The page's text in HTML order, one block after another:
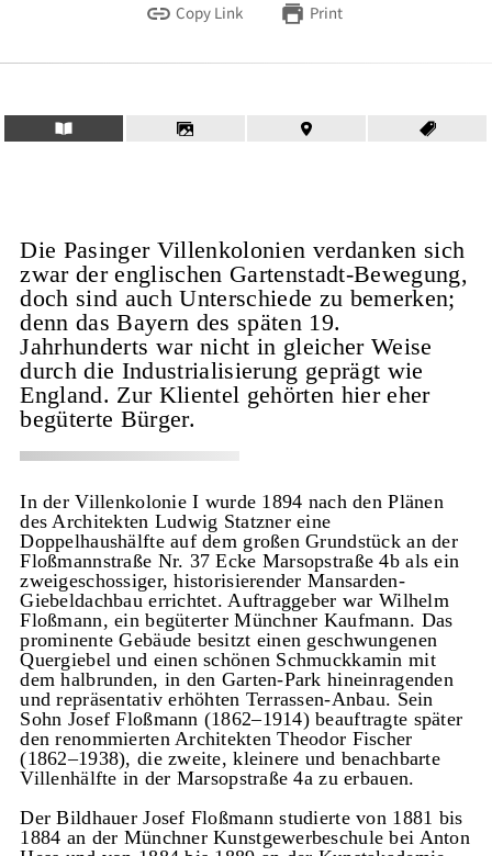
Copy Link Print
Die Pasinger Villenkolonien verdanken sich
zwar der englischen Gartenstadt-Bewegung,
doch sind auch Unterschiede zu bemerken;
denn das Bayern des späten 19.
Jahrhunderts war nicht in gleicher Weise
durch die Industrialisierung geprägt wie
England. Zur Klientel gehörten hier eher
begüterte Bürger.
In der Villenkolonie I wurde 1894 nach den Plänen
des Architekten Ludwig Statzner eine
Doppelhaushälfte auf dem großen Grundstück an der
Floßmannstraße Nr. 37 Ecke Marsopstraße 4b als ein
zweigeschossiger, historisierender Mansarden-
Giebeldachbau errichtet. Auftraggeber war Wilhelm
Floßmann, ein begüterter Münchner Kaufmann. Das
prominente Gebäude besitzt einen geschwungenen
Quergiebel und einen schönen Schmuckkamin mit
dem halbrunden, in den Garten-Park hineinragenden
und repräsentativ erhöhten Terrassen-Anbau. Sein
Sohn Josef Floßmann (1862–1914) beauftragte später
den renommierten Architekten Theodor Fischer
(1862–1938), die zweite, kleinere und benachbarte
Villenhälfte in der Marsopstraße 4a zu erbauen.
Der Bildhauer Josef Floßmann studierte von 1881 bis
1884 an der Münchner Kunstgewerbeschule bei Anton